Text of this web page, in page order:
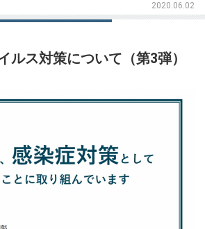
2020.06.02
ルス対策について（第3弾）